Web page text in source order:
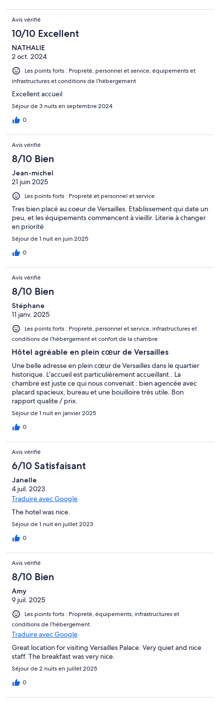
Avis vérifié
10/10 Excellent
NATHALIE
2 oct. 2024
Les points forts : Propreté, personnel et service, équipements et
infrastructures et conditions de l’hébergement
Excellent accueil
Séjour de 3 nuits en septembre 2024
0
Avis vérifié
8/10 Bien
Jean-michel
21 juin 2025
Les points forts : Propreté et personnel et service
Tres bien placé au coeur de Versailles. Etablissement qui date un
peu, et les équipements commencent à vieillir. Literie à changer
en priorité
Séjour de 1 nuit en juin 2025
0
Avis vérifié
8/10 Bien
Stéphane
11 janv. 2025
Les points forts : Propreté, personnel et service, infrastructures et
conditions de l’hébergement et confort de la chambre
Hôtel agréable en plein cœur de Versailles
Une belle adresse en plein cœur de Versailles dans le quartier
historique. L’accueil est particulièrement accueillant.. La
chambre est juste ce qui nous convenait : bien agencée avec
placard spacieux, bureau et une bouilloire très utile. Bon
rapport qualite / prix.
Séjour de 1 nuit en janvier 2025
0
Avis vérifié
6/10 Satisfaisant
Janelle
4 juil. 2023
Traduire avec Google
The hotel was nice.
Séjour de 1 nuit en juillet 2023
0
Avis vérifié
8/10 Bien
Amy
9 juil. 2025
Les points forts : Propreté, équipements, infrastructures et
conditions de l’hébergement
Traduire avec Google
Great location for visiting Versailles Palace. Very quiet and nice
staff. The breakfast was very nice.
Séjour de 2 nuits en juillet 2025
0